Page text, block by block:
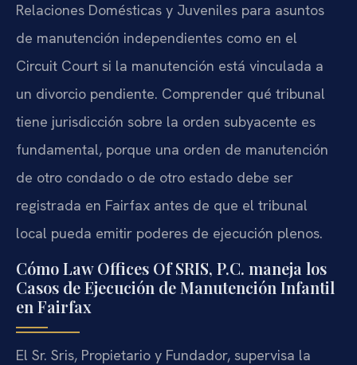
Relaciones Domésticas y Juveniles para asuntos
de manutención independientes como en el
Circuit Court si la manutención está vinculada a
un divorcio pendiente. Comprender qué tribunal
tiene jurisdicción sobre la orden subyacente es
fundamental, porque una orden de manutención
de otro condado o de otro estado debe ser
registrada en Fairfax antes de que el tribunal
local pueda emitir poderes de ejecución plenos.
Cómo Law Offices Of SRIS, P.C. maneja los
Casos de Ejecución de Manutención Infantil
en Fairfax
El Sr. Sris, Propietario y Fundador, supervisa la